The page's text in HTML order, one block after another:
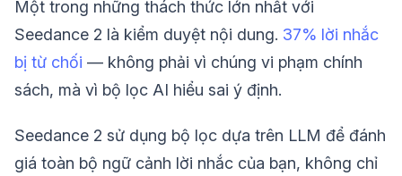
Một trong những thách thức lớn nhất với
Seedance 2 là kiểm duyệt nội dung. 37% lời nhắc
bị từ chối — không phải vì chúng vi phạm chính
sách, mà vì bộ lọc AI hiểu sai ý định.
Seedance 2 sử dụng bộ lọc dựa trên LLM để đánh
giá toàn bộ ngữ cảnh lời nhắc của bạn, không chỉ